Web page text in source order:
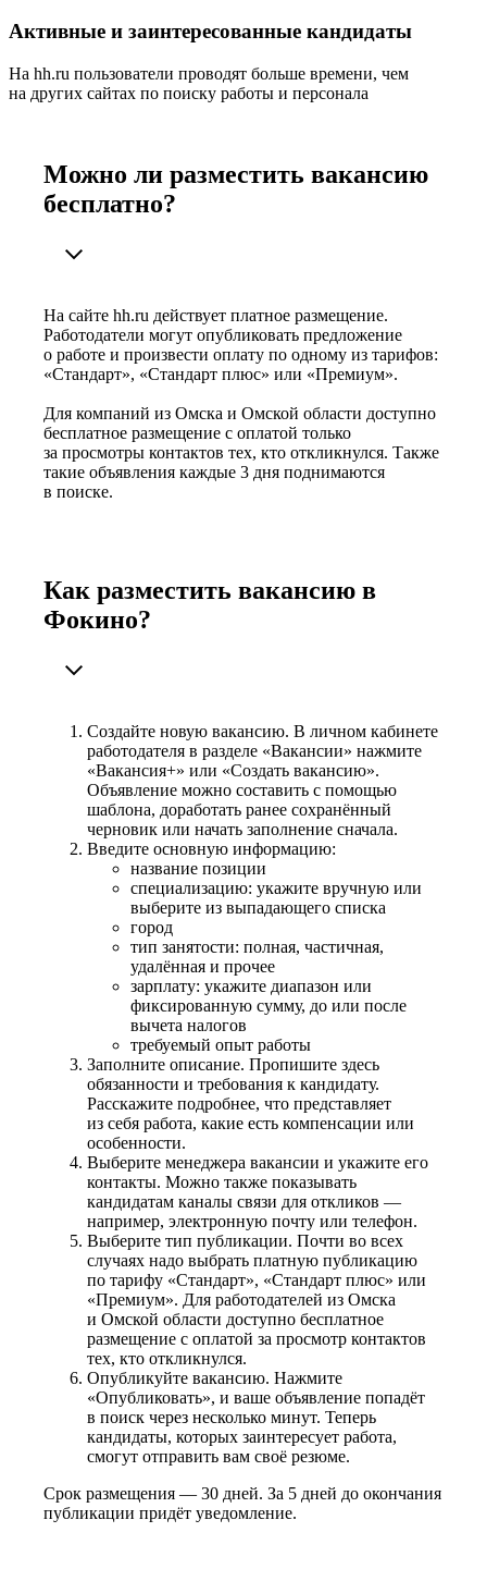
Активные и заинтересованные кандидаты
На hh.ru пользователи проводят больше времени, чем
на других сайтах по поиску работы и персонала
Можно ли разместить вакансию
бесплатно?
На сайте hh.ru действует платное размещение.
Работодатели могут опубликовать предложение
о работе и произвести оплату по одному из тарифов:
«Стандарт», «Стандарт плюс» или «Премиум».
Для компаний из Омска и Омской области доступно
бесплатное размещение с оплатой только
за просмотры контактов тех, кто откликнулся. Также
такие объявления каждые 3 дня поднимаются
в поиске.
Как разместить вакансию в
Фокино?
Создайте новую вакансию. В личном кабинете
работодателя в разделе «Вакансии» нажмите
«Вакансия+» или «Создать вакансию».
Объявление можно составить с помощью
шаблона, доработать ранее сохранённый
черновик или начать заполнение сначала.
Введите основную информацию:
название позиции
специализацию: укажите вручную или
выберите из выпадающего списка
город
тип занятости: полная, частичная,
удалённая и прочее
зарплату: укажите диапазон или
фиксированную сумму, до или после
вычета налогов
требуемый опыт работы
Заполните описание. Пропишите здесь
обязанности и требования к кандидату.
Расскажите подробнее, что представляет
из себя работа, какие есть компенсации или
особенности.
Выберите менеджера вакансии и укажите его
контакты. Можно также показывать
кандидатам каналы связи для откликов —
например, электронную почту или телефон.
Выберите тип публикации. Почти во всех
случаях надо выбрать платную публикацию
по тарифу «Стандарт», «Стандарт плюс» или
«Премиум». Для работодателей из Омска
и Омской области доступно бесплатное
размещение с оплатой за просмотр контактов
тех, кто откликнулся.
Опубликуйте вакансию. Нажмите
«Опубликовать», и ваше объявление попадёт
в поиск через несколько минут. Теперь
кандидаты, которых заинтересует работа,
смогут отправить вам своё резюме.
Срок размещения — 30 дней. За 5 дней до окончания
публикации придёт уведомление.